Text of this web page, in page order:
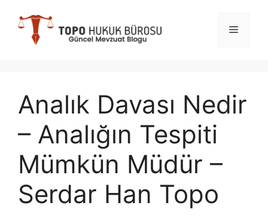
Menü
Analık Davası Nedir
– Analığın Tespiti
Mümkün Müdür –
Serdar Han Topo